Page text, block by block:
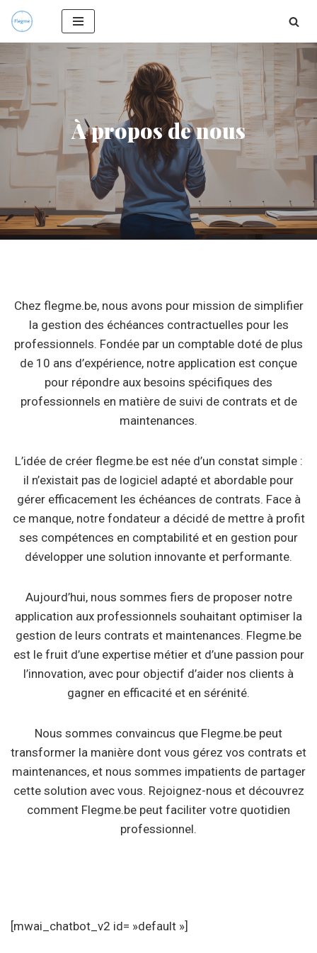
Aller
contenu
À propos de nous
Chez flegme.be, nous avons pour mission de simplifier
la gestion des échéances contractuelles pour les
professionnels. Fondée par un comptable doté de plus
de 10 ans d’expérience, notre application est conçue
pour répondre aux besoins spécifiques des
professionnels en matière de suivi de contrats et de
maintenances.
L’idée de créer flegme.be est née d’un constat simple :
il n’existait pas de logiciel adapté et abordable pour
gérer efficacement les échéances de contrats. Face à
ce manque, notre fondateur a décidé de mettre à profit
ses compétences en comptabilité et en gestion pour
développer une solution innovante et performante.
Aujourd’hui, nous sommes fiers de proposer notre
application aux professionnels souhaitant optimiser la
gestion de leurs contrats et maintenances. Flegme.be
est le fruit d’une expertise métier et d’une passion pour
l’innovation, avec pour objectif d’aider nos clients à
gagner en efficacité et en sérénité.
Nous sommes convaincus que Flegme.be peut
transformer la manière dont vous gérez vos contrats et
maintenances, et nous sommes impatients de partager
cette solution avec vous. Rejoignez-nous et découvrez
comment Flegme.be peut faciliter votre quotidien
professionnel.
[mwai_chatbot_v2 id= »default »]